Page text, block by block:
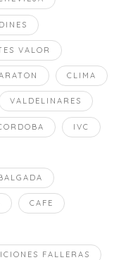
VALOR
CLIMA
VALDELINARES
IVC
CAFE
FALLERAS